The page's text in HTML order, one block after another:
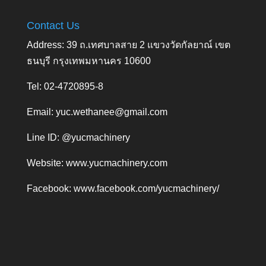
Contact Us
Address: 39 ถ.เทศบาลสาย 2 แขวงวัดกัลยาณ์ เขต
ธนบุรี กรุงเทพมหานคร 10600
Tel: 02-4720895-8
Email: yuc.wethanee@gmail.com
Line ID: @yucmachinery
Website: www.yucmachinery.com
Facebook: www.facebook.com/yucmachinery/